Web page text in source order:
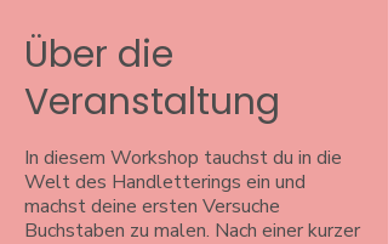
Über die
Veranstaltung
In diesem Workshop tauchst du in die
Welt des Handletterings ein und
machst deine ersten Versuche
Buchstaben zu malen. Nach einer kurzer